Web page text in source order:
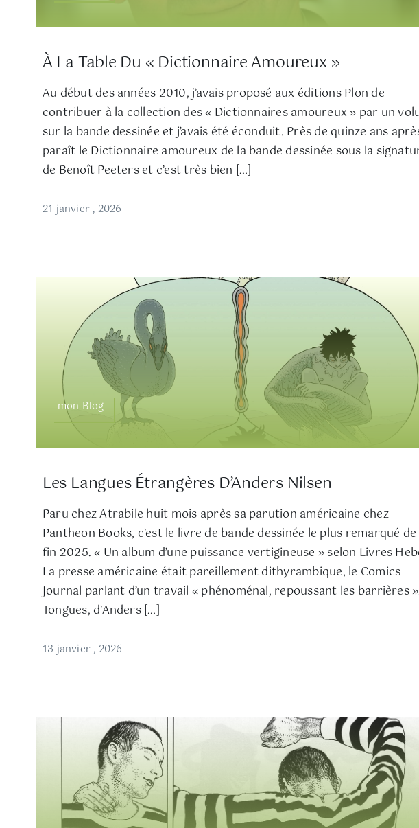
À La Table Du « Dictionnaire Amoureux »
Au début des années 2010, j’avais proposé aux éditions Plon de
contribuer à la collection des « Dictionnaires amoureux » par un
sur la bande dessinée et j’avais été éconduit. Près de quinze ans
paraît le Dictionnaire amoureux de la bande dessinée sous la
de Benoît Peeters et c’est très bien […]
21 janvier , 2026
mon Blog
Les Langues Étrangères D’Anders Nilsen
Paru chez Atrabile huit mois après sa parution américaine chez
Pantheon Books, c’est le livre de bande dessinée le plus remarqué
fin 2025. « Un album d’une puissance vertigineuse » selon Livres
La presse américaine était pareillement dithyrambique, le Comics
Journal parlant d’un travail « phénoménal, repoussant les barrières
Tongues, d’Anders […]
13 janvier , 2026